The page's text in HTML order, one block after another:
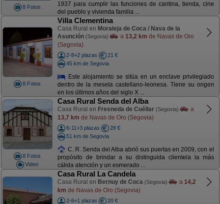
8 Fotos
1937 para cumplir las funciones de cantina, tienda, cine
del pueblo y vivienda familia ...
8 Fotos
Villa Clementina
Casa Rural en Moraleja de Coca / Nava de la
Asunción (Segovia) a 13,2 km de Navas de Oro
(Segovia)
2-8+2 plazas
21 €
45 km de Segovia
Este alojamiento se sitúa en un enclave privilegiado
dentro de la meseta castellano-leonesa. Tiene su origen
en los últimos años del siglo X ...
8 Fotos
Video
Casa Rural Senda del Alba
Casa Rural en Fresneda de Cuéllar (Segovia)
a
13,7 km de Navas de Oro (Segovia)
6-11+3 plazas
28 €
51 km de Segovia
C. R. Senda del Alba abrió sus puertas en 2009, con el
propósito de brindar a su distinguida clientela la más
cálida atención y un esmerado ...
Casa Rural La Candela
Casa Rural en Bernuy de Coca (Segovia) a 14,2
km de Navas de Oro (Segovia)
2-6+1 plazas
20 €